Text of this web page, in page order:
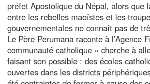
préfet Apostolique du Népal, alors que
entre les rebelles maoïstes et les
gouvernementales ne connaît pas de
Le Père Perumana raconte à l’Agence
communauté catholique « cherche à
faisant son possible : des écoles
ouvertes dans les districts